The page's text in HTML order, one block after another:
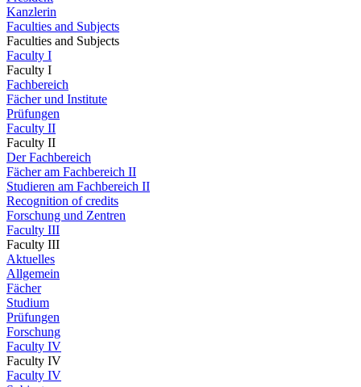
Kanzlerin
Faculties and Subjects
Faculties and Subjects
Faculty I
Faculty I
Fachbereich
Fächer und Institute
Prüfungen
Faculty II
Faculty II
Der Fachbereich
Fächer am Fachbereich II
Studieren am Fachbereich II
Recognition of credits
Forschung und Zentren
Faculty III
Faculty III
Aktuelles
Allgemein
Fächer
Studium
Prüfungen
Forschung
Faculty IV
Faculty IV
Faculty IV